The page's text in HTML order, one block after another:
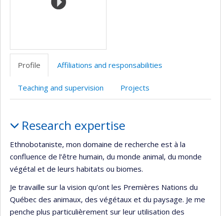
Profile Affiliations and responsabilities
Teaching and supervision Projects
Research expertise
Ethnobotaniste, mon domaine de recherche est à la
confluence de l’être humain, du monde animal, du monde
végétal et de leurs habitats ou biomes.
Je travaille sur la vision qu’ont les Premières Nations du
Québec des animaux, des végétaux et du paysage. Je me
penche plus particulièrement sur leur utilisation des